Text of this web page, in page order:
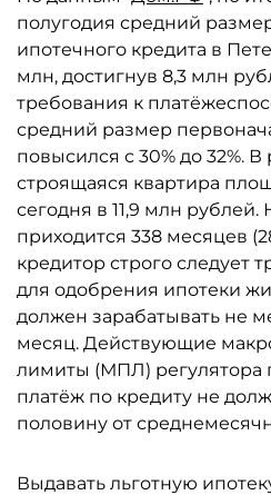
полугодия средний
ипотечного кредита в
млн, достигнув 8,3 млн
требования к
средний размер
повысился с 30% до 32%. В
строящаяся квартира
сегодня в 11,9 млн
приходится 338 месяцев
кредитор строго следует
для одобрения ипотеки
должен зарабатывать не
месяц. Действующие
лимиты (МПЛ) регулятора
платёж по кредиту не
половину от
Выдавать льготную